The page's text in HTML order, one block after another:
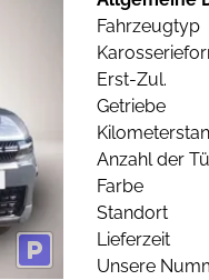
Fahrzeugtyp
Erst-Zul.
Getriebe
Anzahl der
Farbe
Standort
Lieferzeit
Unsere